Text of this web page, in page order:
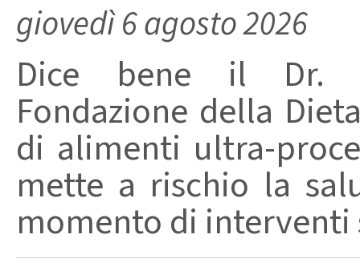
giovedì 6 agosto 2026
Dice bene il Dr.
Fondazione della
di alimenti ultra-
mette a rischio la
momento di